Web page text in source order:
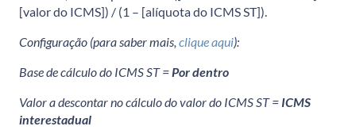
[valor do ICMS]) / (1 – [alíquota do ICMS ST]).
Configuração (para saber mais, clique aqui):
Base de cálculo do ICMS ST = Por dentro
Valor a descontar no cálculo do valor do ICMS ST = ICMS
interestadual